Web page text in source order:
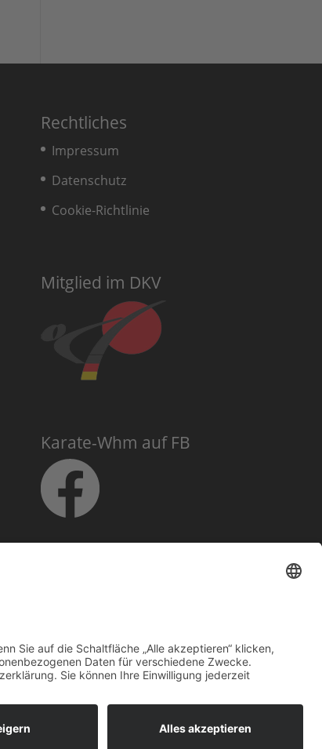
Rechtliches
Impressum
Datenschutz
Cookie-Richtlinie
Mitglied im DKV
Karate-Whm auf FB